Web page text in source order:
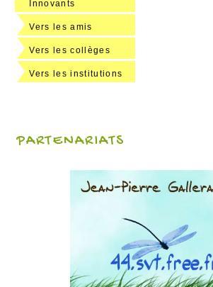
Innovants
Vers les amis
Vers les collèges
Vers les institutions
PARTENARIATS